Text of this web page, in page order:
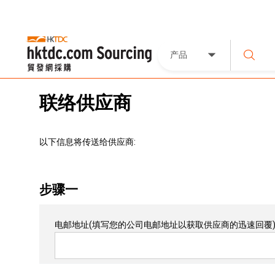
产品
联络供应商
以下信息将传送给供应商:
步骤一
电邮地址(填写您的公司电邮地址以获取供应商的迅速回覆)